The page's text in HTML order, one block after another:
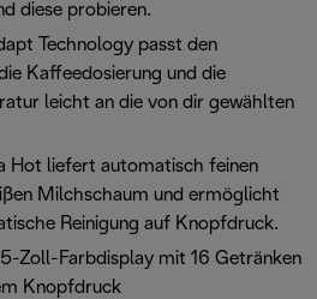
diese probieren.
Technology passt den
Kaffeedosierung und die
leicht an die von dir gewählten
Hot liefert automatisch feinen
Milchschaum und ermöglicht
Reinigung auf Knopfdruck.
Zoll-Farbdisplay mit 16 Getränken
Knopfdruck